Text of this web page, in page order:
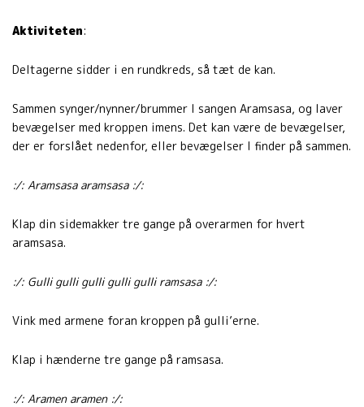
Aktiviteten:
Deltagerne sidder i en rundkreds, så tæt de kan.
Sammen synger/nynner/brummer I sangen Aramsasa, og laver
bevægelser med kroppen imens. Det kan være de bevægelser,
der er forslået nedenfor, eller bevægelser I finder på sammen.
:/: Aramsasa aramsasa :/:
Klap din sidemakker tre gange på overarmen for hvert
aramsasa.
:/: Gulli gulli gulli gulli gulli ramsasa :/:
Vink med armene foran kroppen på gulli’erne.
Klap i hænderne tre gange på ramsasa.
:/: Aramen aramen :/: